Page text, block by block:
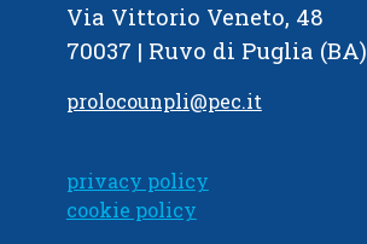
Via Vittorio Veneto, 48
70037 | Ruvo di Puglia (BA)
prolocounpli@pec.it
privacy policy
cookie policy